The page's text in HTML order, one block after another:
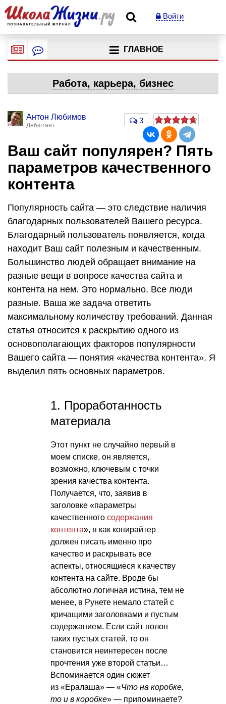
Войти
ГЛАВНОЕ
Работа, карьера, бизнес
Антон Любимов
Дебютант
3
Ваш сайт популярен? Пять
параметров качественного
контента
Популярность сайта — это следствие наличия
благодарных пользователей Вашего ресурса.
Благодарный пользователь появляется, когда
находит Ваш сайт полезным и качественным.
Большинство людей обращает внимание на
разные вещи в вопросе качества сайта и
контента на нем. Это нормально. Все люди
разные. Ваша же задача ответить
максимальному количеству требований. Данная
статья относится к раскрытию одного из
основополагающих факторов популярности
Вашего сайта — понятия «качества контента». Я
выделил пять основных параметров.
1. Проработанность
материала
Этот пункт не случайно первый в
моем списке, он является,
возможно, ключевым с точки
зрения качества контента.
Получается, что, заявив в
заголовке «параметры
качественного содержания
контента», я как копирайтер
должен писать именно про
качество и раскрывать все
аспекты, относящиеся к качеству
контента на сайте. Вроде бы
абсолютно логичная истина, тем не
менее, в Рунете немало статей с
кричащими заголовками и пустым
содержанием. Если сайт полон
таких пустых статей, то он
становится неинтересен после
прочтения уже второй статьи…
Вспоминается один сюжет
из «Ералаша» — «Что на коробке,
то и в коробке» — припоминаете?